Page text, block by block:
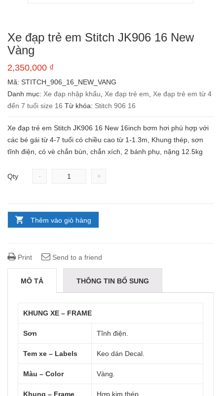
Xe đạp trẻ em Stitch JK906 16 New
Vàng
2,350,000 ₫
Mã: STITCH_906_16_NEW_VANG
Danh mục: Xe đạp nhập khẩu Xe đạp trẻ em
Xe đạp trẻ em từ 4
đến 7 tuổi size 16 Từ khóa: Stitch 906 16
Xe đạp trẻ em Stitch JK906 16 New 16inch bơm hơi phù hợp với
các bé gái từ 4-7 tuổi có chiều cao từ 1-1.3m, Khung thép, sơn
tĩnh điện, có vè chắn bùn, chắn xích, 2 bánh phụ, nặng 12.5kg
Qty - +
Thêm vào giỏ hàng
Print Send to a friend
MÔ TẢ THÔNG TIN BỔ SUNG
KHUNG XE – FRAME
Sơn Tĩnh điện.
Tem xe – Labels Keo dán Decal.
Màu – Color Vàng.
Khung – Frame Hợp kim thép.